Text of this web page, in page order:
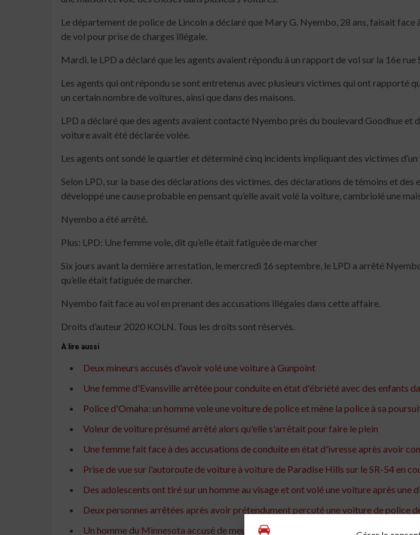
Le département de police de Lincoln a déclaré que Mary G. Nyembo, 28 ans, faisait
de vol pour prise de charges illégale.
Mardi, le LPD a déclaré que les agents avaient répondu à un rapport de vol sur la 16e rue
Les agents qui ont répondu se sont entretenus avec plusieurs victimes qui ont rapporté
un certain nombre de voitures, ainsi que dans des maisons.
LPD a déclaré que des agents avaient contacté Nyembo près du boulevard Goodhue et
voiture avait été déclarée volée.
Les agents ont sondé le quartier et déterminé cinq incidents impliquant des victimes d’un
Selon LPD, sur la base des déclarations des victimes, des déclarations de témoins et
développé une cause probable en pensant qu’elle avait volé la voiture, cambriolé une
Nyembo a été arrêté.
Plus: LPD: Une femme vole, dit qu’elle était fatiguée de marcher
Six jours avant la dernière arrestation, le mercredi 16 septembre, le LPD a arrêté
qu’elle était fatiguée de marcher.
Nyembo fait face au vol en prenant des accusations illégales dans cette affaire.
Droits d’auteur 2020 KOLN. Tous les droits sont réservés.
À lire aussi
Deux mineurs accusés d'avoir volé une voiture à Gunpoint
Une femme d'Evansville arrêtée pour conduite en état d'ébriété avec des enfants
Police d'Omaha: un homme vole une voiture de police et mène la police à sa
Voleur de voiture présumé arrêté alors qu'elle s'arrêtait pour faire le plein
Une femme fait face à des accusations de conduite en état d'ivresse après avoir
Prise de vue sur l'autoroute de voiture à voiture de Paradise Hills sur le SR-54 en
Des adolescents ont tiré sur un homme au visage et ont volé une voiture après une
Deux personnes arrêtées après avoir prétendument percuté une voiture de police
Un homme du Minnesota accusé de meurtre après avoir prétendument labouré